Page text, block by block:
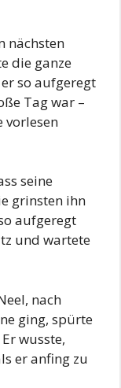
nächsten
die ganze
so aufgeregt
Tag war –
vorlesen
seine
grinsten ihn
aufgeregt
und wartete
nach
ging, spürte
wusste,
er anfing zu